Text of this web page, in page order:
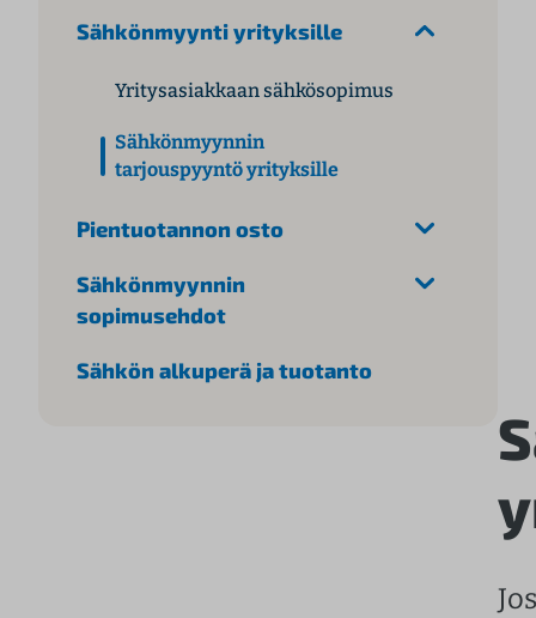
Sähkönmyynti yrityksille
Yritysasiakkaan sähkösopimus
Sähkönmyynnin
tarjouspyyntö yrityksille
Pientuotannon osto
Sähkönmyynnin
sopimusehdot
Sähkön alkuperä ja tuotanto